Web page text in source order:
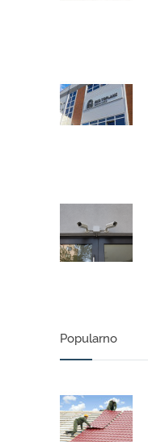
Popularno